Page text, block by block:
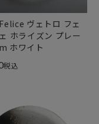
ヴェトロ フェ
ホライズン プレー
ホワイト
税込